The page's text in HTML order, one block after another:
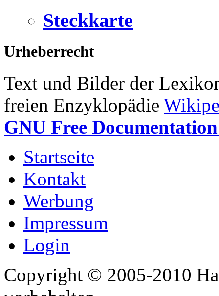
Steckkarte
Urheberrecht
Text und Bilder der
freien Enzyklopädie
GNU Free
Startseite
Kontakt
Werbung
Impressum
Login
Copyright © 2005-2010